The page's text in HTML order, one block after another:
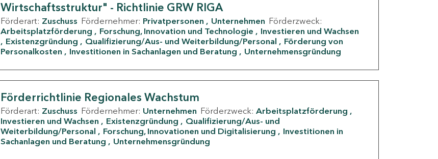
Wirtschaftsstruktur" - Richtlinie GRW RIGA
Förderart: Zuschuss Fördernehmer: Privatpersonen Unternehmen Förderzweck:
Arbeitsplatzförderung
Forschung, Innovation und Technologie
Investieren und Wachsen
Existenzgründung
Qualifizierung/Aus- und Weiterbildung/Personal
Förderung von
Personalkosten
Investitionen in Sachanlagen und Beratung Unternehmensgründung
Förderrichtlinie Regionales Wachstum
Förderart: Zuschuss Fördernehmer: Unternehmen Förderzweck: Arbeitsplatzförderung
Investieren und Wachsen
Existenzgründung
Qualifizierung/Aus- und
Weiterbildung/Personal
Forschung, Innovationen und Digitalisierung
Investitionen in
Sachanlagen und Beratung
Unternehmensgründung